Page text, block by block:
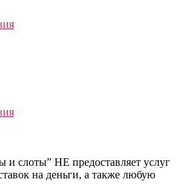
и слоты” НЕ предоставляет услуг
на деньги, а также любую